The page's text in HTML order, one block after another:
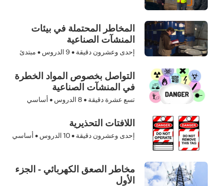
المخاطر المحتملة في بيئات
المنشآت الصناعية
إحدى وعشرون دقيقة • 9 الدروس • مبتدئ
التواصل بخصوص المواد الخطرة
في المنشآت الصناعية
تسع عشرة دقيقة • 8 الدروس • أساسي
اللافتات التحذيرية
إحدى وعشرون دقيقة •10 الدروس • أساسي
مخاطر الصعق الكهربائي - الجزء
الأول